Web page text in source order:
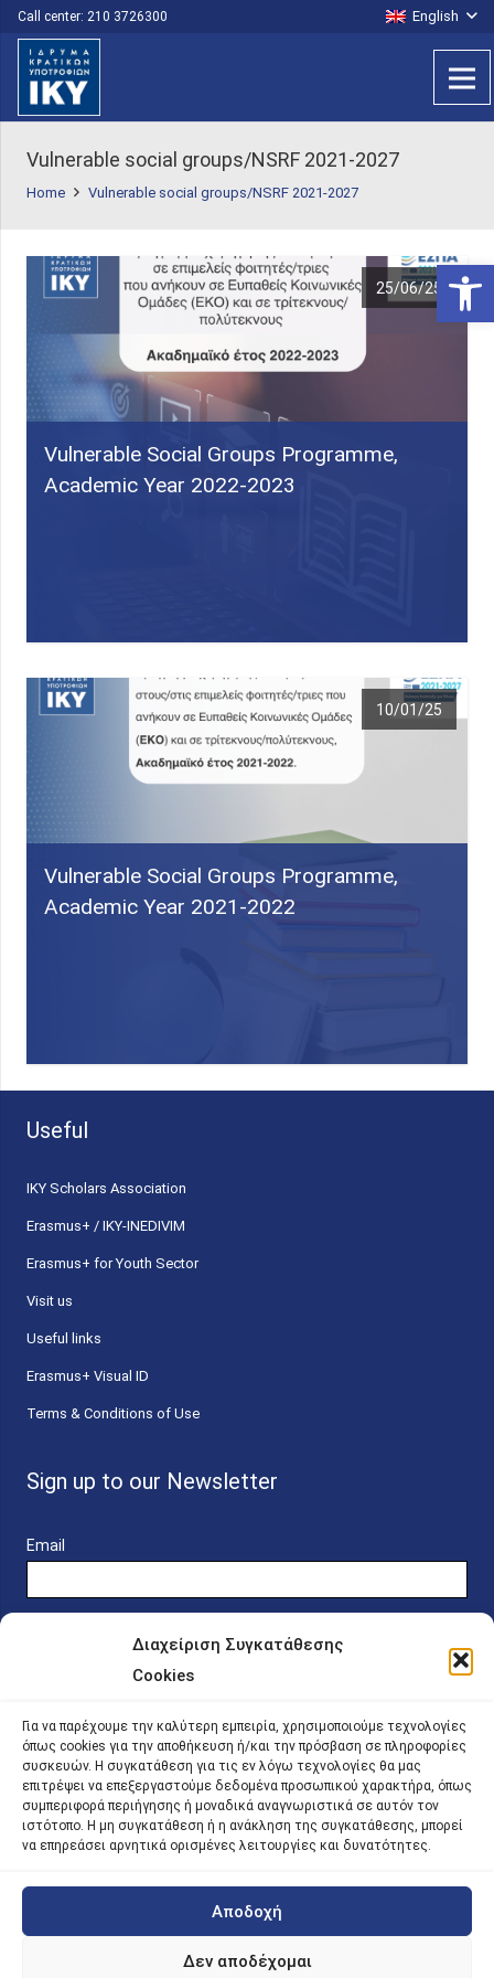
Διαχείριση Συγκατάθεσης
Cookies
Για να παρέχουμε την καλύτερη εμπειρία, χρησιμοποιούμε τεχνολογίες
όπως cookies για την αποθήκευση ή/και την πρόσβαση σε πληροφορίες
συσκευών. Η συγκατάθεση για τις εν λόγω τεχνολογίες θα μας
επιτρέψει να επεξεργαστούμε δεδομένα προσωπικού χαρακτήρα, όπως
συμπεριφορά περιήγησης ή μοναδικά αναγνωριστικά σε αυτόν τον
ιστότοπο. Η μη συγκατάθεση ή η ανάκληση της συγκατάθεσης, μπορεί
να επηρεάσει αρνητικά ορισμένες λειτουργίες και δυνατότητες.
Αποδοχή
Δεν αποδέχομαι
Call center: 210 3726300 English
Vulnerable social groups/NSRF 2021-2027
Home Vulnerable social groups/NSRF 2021-2027
25/06/25
Vulnerable Social Groups Programme,
Academic Year 2022-2023
10/01/25
Vulnerable Social Groups Programme,
Academic Year 2021-2022
Useful
ΙΚΥ Scholars Association
Erasmus+ / IKY-INEDIVIM
Erasmus+ for Youth Sector
Visit us
Useful links
Erasmus+ Visual ID
Terms & Conditions of Use
Sign up to our Newsletter
Email
Online Platform for Scholarship Candidates
IKY – Transparency
Sitemap
| iky.gr | All Rights Reserved
Designed and Developed by ACM Digital